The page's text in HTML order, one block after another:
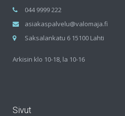
044 9999 222
asiakaspalvelu@valomaja.fi
Saksalankatu 6 15100 Lahti
Arkisin klo 10-18, la 10-16
Sivut